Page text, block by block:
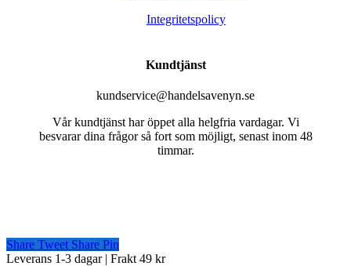
Integritetspolicy
Kundtjänst
kundservice@handelsavenyn.se
Vår kundtjänst har öppet alla helgfria vardagar. Vi
besvarar dina frågor så fort som möjligt, senast inom 48
timmar.
Share Tweet Share Pin
Close
Leverans 1-3 dagar | Frakt 49 kr